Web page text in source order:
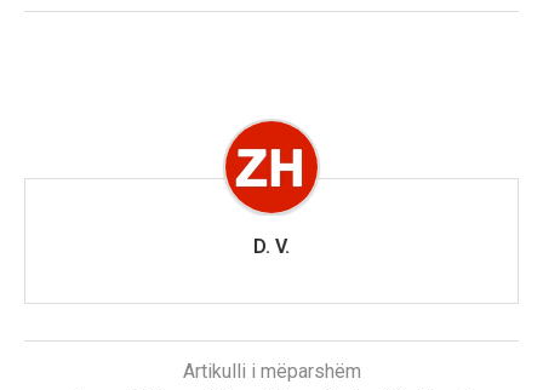
D. V.
Artikulli i mëparshëm